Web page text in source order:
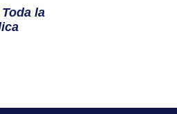
Toda la